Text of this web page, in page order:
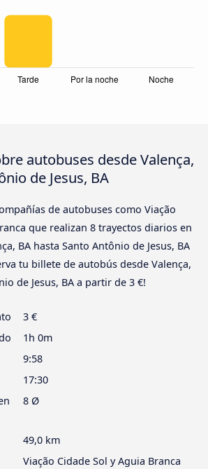
autobuses desde Valença,
de Jesus, BA
de autobuses como Viação
que realizan 8 trayectos diarios en
BA hasta Santo Antônio de Jesus, BA
tu billete de autobús desde Valença,
de Jesus, BA a partir de 3 €!
3 €
1h 0m
9:58
17:30
8 Ø
49,0 km
Viação Cidade Sol y Aguia Branca